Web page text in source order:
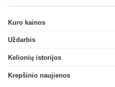
Kuro kainos
Uždarbis
Kelionių istorijos
Krepšinio naujienos